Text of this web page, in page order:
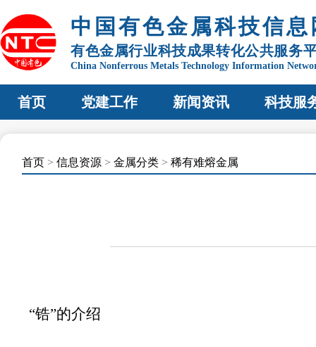
中国有色金属科技信息
有色金属行业科技成果转化公共服务
China Nonferrous Metals Technology Information
首页 党建工作 新闻资讯 科技服
首页 > 信息资源 > 金属分类 > 稀有难熔金属
“锆”的介绍